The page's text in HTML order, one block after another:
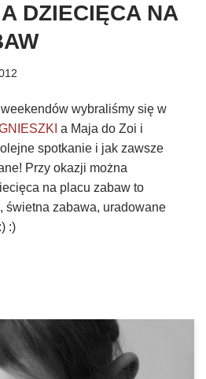
DZIECIĘCA NA
wybraliśmy się w
a Maja do Zoi i
spotkanie i jak zawsze
Przy okazji można
na placu zabaw to
świetna zabawa, uradowane
:)